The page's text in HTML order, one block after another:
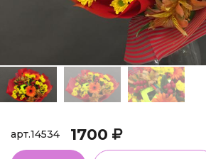
арт.14534 1700